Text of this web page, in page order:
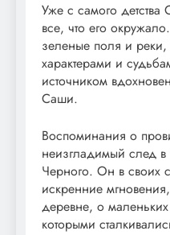
Уже с самого
все, что его
зеленые поля и
характерами и
источником
Саши.
Воспоминания о
неизгладимый след в
Черного. Он в своих
искренние
деревне, о маленьких
которыми